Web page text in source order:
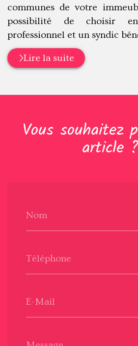
communes de votre
possibilité de choisir
professionnel et un syndic
Lire la suite
Vous souhaitez
article ?
Nom
Téléphone
E-Mail